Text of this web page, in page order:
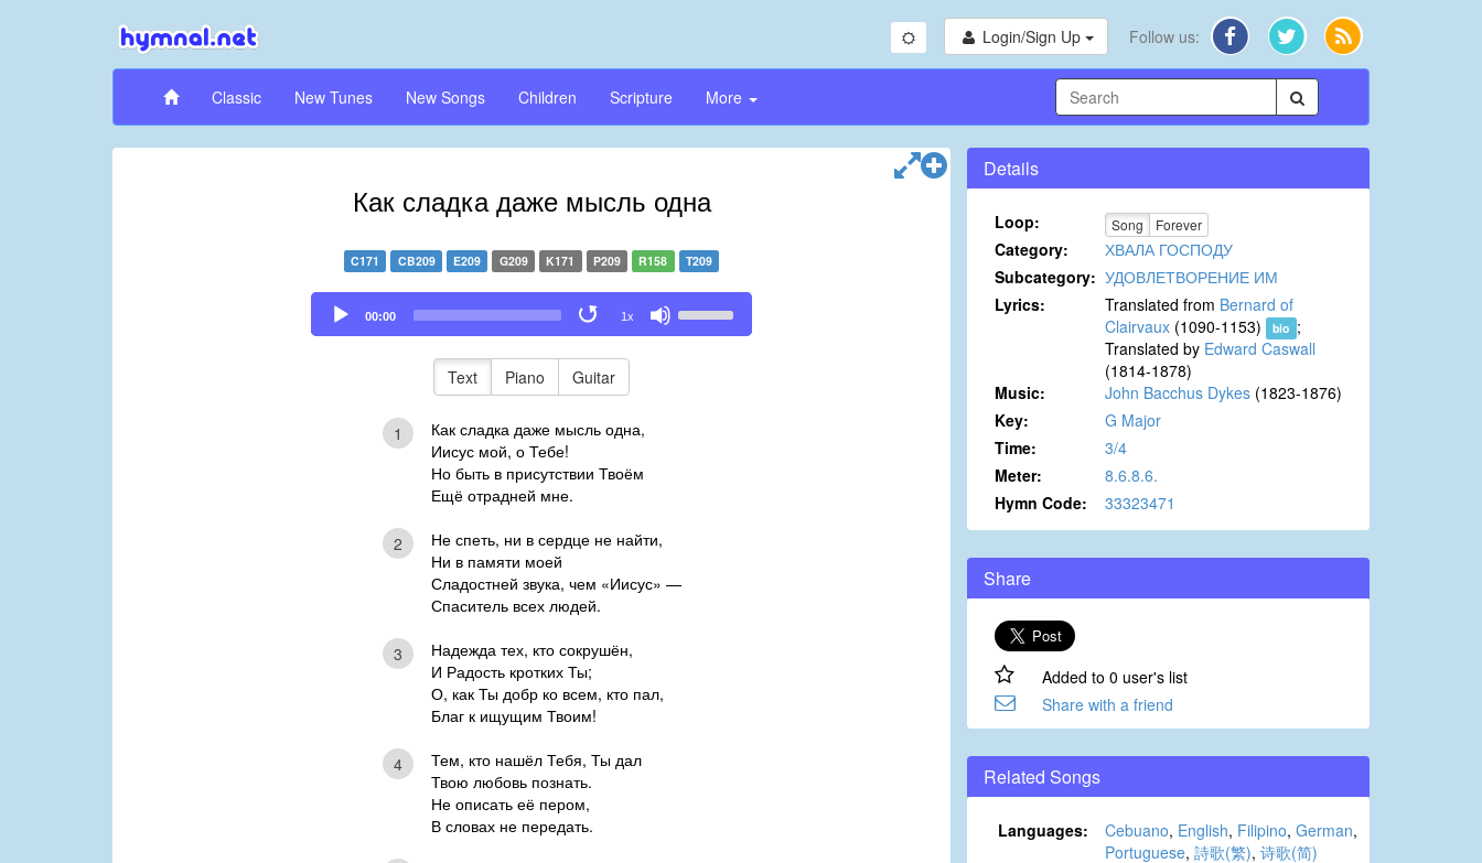
Login/Sign Up Follow us:
Classic New Tunes New Songs Children Scripture More
Как сладка даже мысль одна
C171 CB209 E209 G209 K171 P209 R158 T209
Audio
Player
00:00 1x
Up/Down
Text Piano Guitar
1
Как сладка даже мысль одна,
Иисус мой, о Тебе!
Но быть в присутствии Твоём
Ещё отрадней мне.
2
Не спеть, ни в сердце не найти,
Ни в памяти моей
Сладостней звука, чем «Иисус» —
Спаситель всех людей.
3
Надежда тех, кто сокрушён,
И Радость кротких Ты;
О, как Ты добр ко всем, кто пал,
Благ к ищущим Твоим!
4
Тем, кто нашёл Тебя, Ты дал
Твою любовь познать.
Не описать её пером,
В словах не передать.
Details
Loop: Song Forever
Category:
ХВАЛА ГОСПОДУ
Subcategory: УДОВЛЕТВОРЕНИЕ ИМ
Lyrics:
Translated from Bernard of
Clairvaux (1090-1153) bio ;
Translated by Edward Caswall
(1814-1878)
Music:
John Bacchus Dykes (1823-1876)
Key:
G Major
Time:
3/4
Meter:
8.6.8.6.
Hymn Code:
33323471
Share
Added to 0 user's list
Share with a friend
Related Songs
Languages: Cebuano, English, Filipino, German,
Portuguese, 詩歌(繁), 诗歌(简)